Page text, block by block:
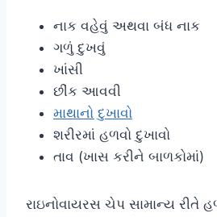
નાક વહેવું અથવા બંધ નાક
ગળું દુખવું
ખાંસી
છીંક આવવી
માથાનો દુખાવો
શરીરમાં હળવો દુખાવો
તાવ (ખાસ કરીને બાળકોમાં)
રાઇનોવાયરસ ચેપ સામાન્ય રીતે